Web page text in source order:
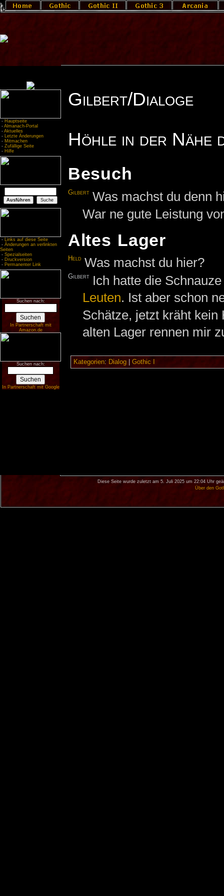
- Hauptseite
- Almanach-Portal
- Aktuelles
- Letzte Änderungen
- Mitmachen
- Zufällige Seite
- Hilfe
- Links auf diese Seite
- Änderungen an verlinkten
Seiten
- Spezialseiten
- Druckversion
- Permanenter Link
Suchen nach:
In Partnerschaft mit
Amazon.de
Suchen nach:
In Partnerschaft mit Google
Gilbert/Dialoge
Höhle in der Nähe
Besuch
Gilbert Was machst du denn
War ne gute Leistung
Altes Lager
Held Was machst du hier?
Gilbert Ich hatte die
Leuten. Ist aber schon
Schätze, jetzt kräht kein
alten Lager rennen mir
Kategorien: Dialog| Gothic I
Diese Seite wurde zuletzt am 5. Juli 2025 um 22:04 Uhr
Über den